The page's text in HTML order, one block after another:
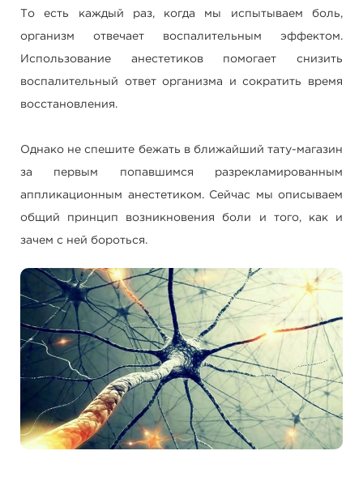
То есть каждый раз, когда мы испытываем боль,
организм отвечает воспалительным эффектом.
Использование анестетиков помогает снизить
воспалительный ответ организма и сократить время
восстановления.
Однако не спешите бежать в ближайший тату-магазин
за первым попавшимся разрекламированным
аппликационным анестетиком. Сейчас мы описываем
общий принцип возникновения боли и того, как и
зачем с ней бороться.